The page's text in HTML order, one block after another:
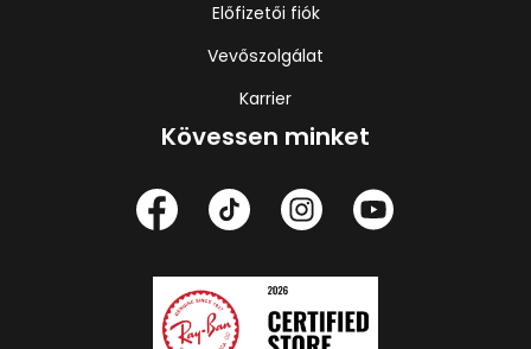
Előfizetői fiók
Vevőszolgálat
Karrier
Kövessen minket